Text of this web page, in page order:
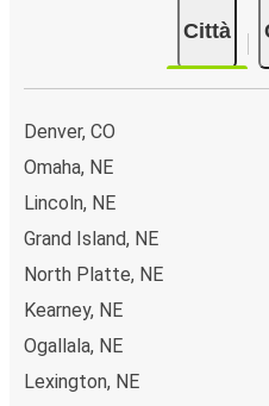
Città
Denver, CO
Omaha, NE
Lincoln, NE
Grand Island, NE
North Platte, NE
Kearney, NE
Ogallala, NE
Lexington, NE